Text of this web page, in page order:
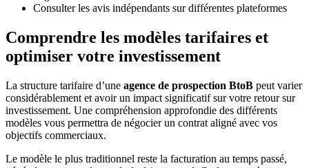
Consulter les avis indépendants sur différentes plateformes
Comprendre les modèles tarifaires et
optimiser votre investissement
La structure tarifaire d’une agence de prospection BtoB peut varier
considérablement et avoir un impact significatif sur votre retour sur
investissement. Une compréhension approfondie des différents
modèles vous permettra de négocier un contrat aligné avec vos
objectifs commerciaux.
Le modèle le plus traditionnel reste la facturation au temps passé,